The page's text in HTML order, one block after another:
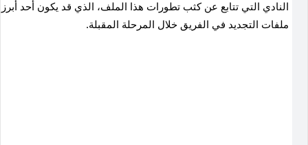
النادي التي تتابع عن كثب تطورات هذا الملف، الذي قد يكون أحد أبرز
ملفات التجديد في الفريق خلال المرحلة المقبلة.